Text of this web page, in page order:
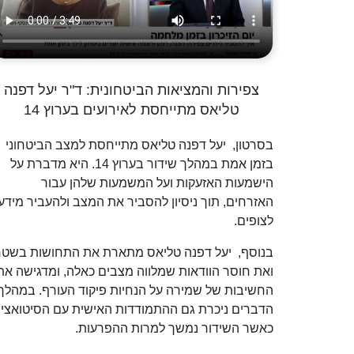
צפירות והמציאות הביטחונית: ד"ר יעל דפנה
טליאס מתייחסת לאירועים בערוץ 14
בסרטון, יעל דפנה טליאס מתייחסת למצב הביטחוני
בזמן אמת במהלך שידור בערוץ 14. היא מדברת על
הישמעות האזעקות ועל המשמעות שלהן עבור
האזרחים, תוך ניסיון להסביר את המצב ולהעביר
לצופים.
בנוסף, יעל דפנה טליאס מתארת את התחושות
ואת חוסר הוודאות שמלווה מצבים כאלה, ומדגישה
החשיבות של שמירה על הנחיות פיקוד העורף.
הדברים ניכרת גם ההתמודדות האישית עם
כאשר השידור נמשך למרות ההפרעות.